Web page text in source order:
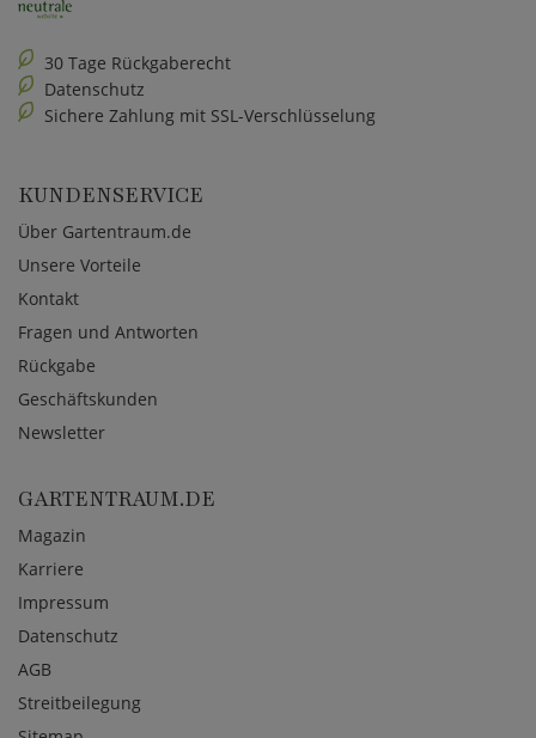
30 Tage Rückgaberecht
Datenschutz
Sichere Zahlung mit SSL-Verschlüsselung
KUNDENSERVICE
Über Gartentraum.de
Unsere Vorteile
Kontakt
Fragen und Antworten
Rückgabe
Geschäftskunden
Newsletter
GARTENTRAUM.DE
Magazin
Karriere
Impressum
Datenschutz
AGB
Streitbeilegung